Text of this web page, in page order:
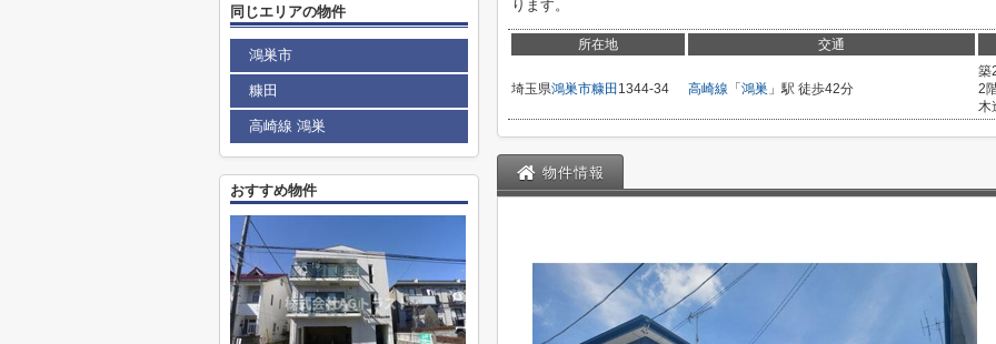
ります。
所在地 交通
埼玉県鴻巣市糠田 1344-34 高崎線 「 鴻巣 」駅 徒歩42分
築
2
木
物件情報
同じエリアの物件
鴻巣市
糠田
高崎線 鴻巣
おすすめ物件